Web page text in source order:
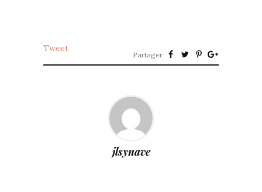
Tweet
Partager
jlsynave